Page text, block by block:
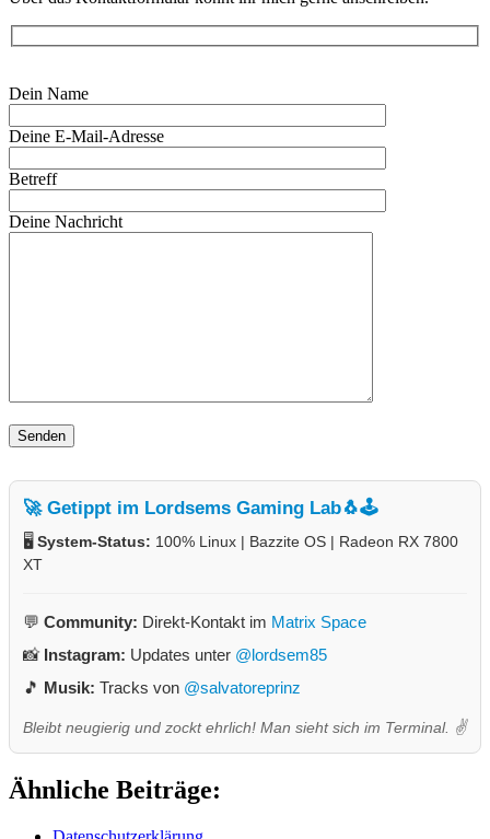
Dein Name
Deine E-Mail-Adresse
Betreff
Deine Nachricht
🚀 Getippt im Lordsems Gaming Lab🐧🕹️
🖥️ System-Status: 100% Linux | Bazzite OS | Radeon RX 7800
XT
💬 Community: Direkt-Kontakt im Matrix Space
📸 Instagram: Updates unter @lordsem85
🎵 Musik: Tracks von @salvatoreprinz
Bleibt neugierig und zockt ehrlich! Man sieht sich im Terminal. ✌️
Ähnliche Beiträge: